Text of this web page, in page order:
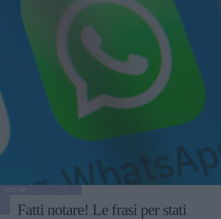
Fatti notare! Le frasi per stati